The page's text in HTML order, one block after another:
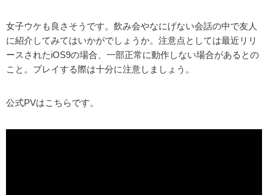
女子ウケも良さそうです。飲み会やなにげない会話の中で友人
に紹介してみてはいかがでしょうか。注意点としては最近リリ
ースされたiOS9の場合、一部正常に動作しない場合があるとの
こと。プレイする際は十分に注意しましょう。
公式PVはこちらです。